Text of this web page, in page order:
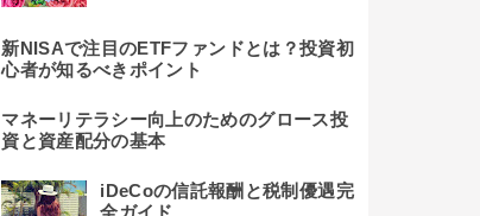
新NISAで注目のETFファンドとは？投資初
心者が知るべきポイント
マネーリテラシー向上のためのグロース投
資と資産配分の基本
iDeCoの信託報酬と税制優遇完
全ガイド